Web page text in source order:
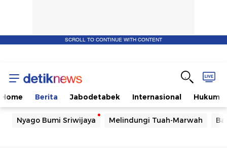
SCROLL TO CONTINUE WITH CONTENT
Home Berita Jabodetabek Internasional Hukum
Nyago Bumi Sriwijaya Melindungi Tuah-Marwah